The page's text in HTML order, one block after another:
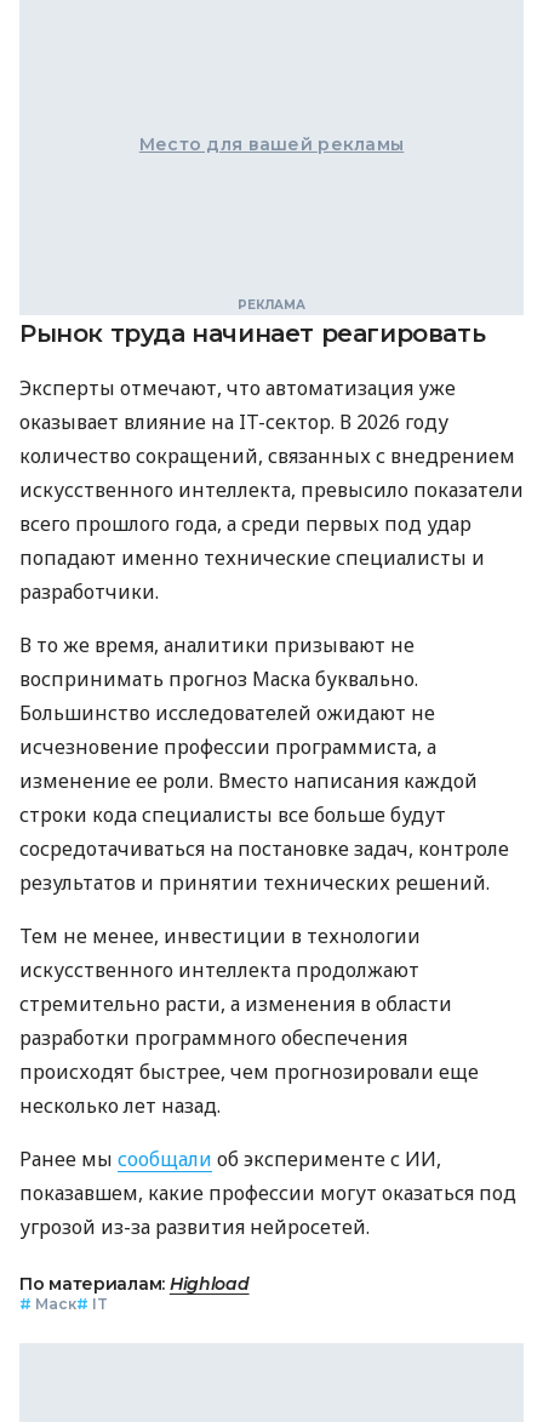
Место для вашей рекламы
Рынок труда начинает реагировать
Эксперты отмечают, что автоматизация уже
оказывает влияние на IT-сектор. В 2026 году
количество сокращений, связанных с внедрением
искусственного интеллекта, превысило показатели
всего прошлого года, а среди первых под удар
попадают именно технические специалисты и
разработчики.
В то же время, аналитики призывают не
воспринимать прогноз Маска буквально.
Большинство исследователей ожидают не
исчезновение профессии программиста, а
изменение ее роли. Вместо написания каждой
строки кода специалисты все больше будут
сосредотачиваться на постановке задач, контроле
результатов и принятии технических решений.
Тем не менее, инвестиции в технологии
искусственного интеллекта продолжают
стремительно расти, а изменения в области
разработки программного обеспечения
происходят быстрее, чем прогнозировали еще
несколько лет назад.
Ранее мы сообщали об эксперименте с ИИ,
показавшем, какие профессии могут оказаться под
угрозой из-за развития нейросетей.
По материалам: Highload
# Маск# IT